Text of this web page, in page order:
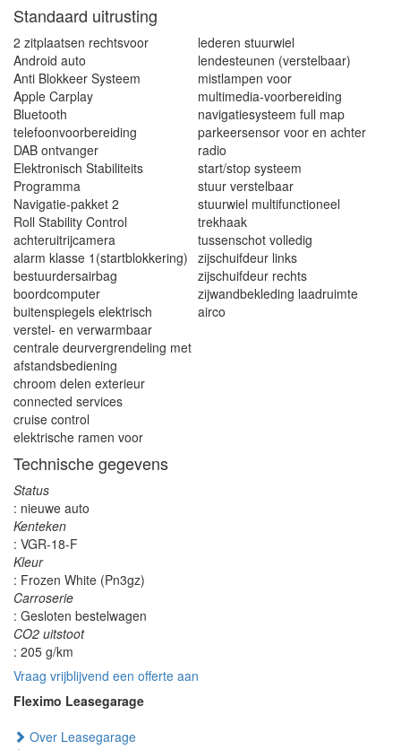
Standaard uitrusting
2 zitplaatsen rechtsvoor
Android auto
Anti Blokkeer Systeem
Apple Carplay
Bluetooth
telefoonvoorbereiding
DAB ontvanger
Elektronisch Stabiliteits
Programma
Navigatie-pakket 2
Roll Stability Control
achteruitrijcamera
alarm klasse 1(startblokkering)
bestuurdersairbag
boordcomputer
buitenspiegels elektrisch
verstel- en verwarmbaar
centrale deurvergrendeling met
afstandsbediening
chroom delen exterieur
connected services
cruise control
elektrische ramen voor
lederen stuurwiel
lendesteunen (verstelbaar)
mistlampen voor
multimedia-voorbereiding
navigatiesysteem full map
parkeersensor voor en achter
radio
start/stop systeem
stuur verstelbaar
stuurwiel multifunctioneel
trekhaak
tussenschot volledig
zijschuifdeur links
zijschuifdeur rechts
zijwandbekleding laadruimte
airco
Technische gegevens
Status
: nieuwe auto
Kenteken
: VGR-18-F
Kleur
: Frozen White (Pn3gz)
Carroserie
: Gesloten bestelwagen
CO2 uitstoot
: 205 g/km
Vraag vrijblijvend een offerte aan
Fleximo Leasegarage
Over Leasegarage